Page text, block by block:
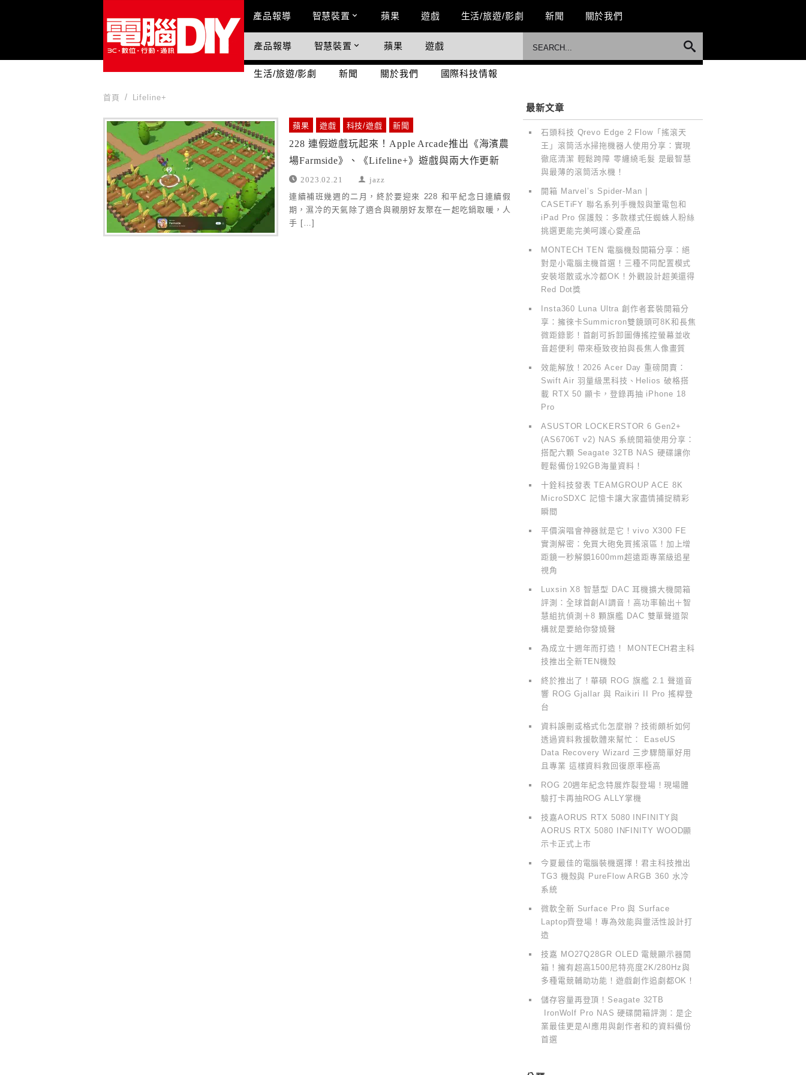
Main Menu
產品報導 智慧裝置 蘋果 遊戲 生活/旅遊/影劇 新聞 關於我們
國際科技情報
產品報導 智慧裝置 蘋果 遊戲
生活/旅遊/影劇 新聞 關於我們 國際科技情報
首頁 Lifeline+
Lifeline+ 蘋果 遊戲 科技/遊戲 新聞
228 連假遊戲玩起來！Apple Arcade推出《海濱農
場Farmside》、《Lifeline+》遊戲與兩大作更新
2023.02.21 jazz
連續補班幾週的二月，終於要迎來 228 和平紀念日連續假
期，濕冷的天氣除了適合與親朋好友聚在一起吃鍋取暖，人
手 […]
最新文章
石頭科技 Qrevo Edge 2 Flow「搖滾天
王」滾筒活水掃拖機器人使用分享：實現
徹底清潔 輕鬆跨障 零纏繞毛髮 是最智慧
與最薄的滾筒活水機！
開箱 Marvel’s Spider-Man |
CASETiFY 聯名系列手機殼與筆電包和
iPad Pro 保護殼：多款樣式任蜘蛛人粉絲
挑選更能完美呵護心愛產品
MONTECH TEN 電腦機殼開箱分享：絕
對是小電腦主機首選！三種不同配置模式
安裝塔散或水冷都OK！外觀設計超美還得
Red Dot獎
Insta360 Luna Ultra 創作者套裝開箱分
享：擁徠卡Summicron雙鏡頭可8K和長焦
微距錄影！首創可拆卸圖傳搖控螢幕並收
音超便利 帶來極致夜拍與長焦人像畫質
效能解放！2026 Acer Day 重磅開賣：
Swift Air 羽量級黑科技、Helios 破格搭
載 RTX 50 顯卡，登錄再抽 iPhone 18
Pro
ASUSTOR LOCKERSTOR 6 Gen2+
(AS6706T v2) NAS 系統開箱使用分享：
搭配六顆 Seagate 32TB NAS 硬碟讓你
輕鬆備份192GB海量資料！
十銓科技發表 TEAMGROUP ACE 8K
MicroSDXC 記憶卡讓大家盡情捕捉精彩
瞬間
平價演唱會神器就是它！vivo X300 FE
實測解密：免買大砲免買搖滾區！加上增
距鏡一秒解鎖1600mm超遠距專業級追星
視角
Luxsin X8 智慧型 DAC 耳機擴大機開箱
評測：全球首創AI調音！高功率輸出＋智
慧組抗偵測＋8 顆旗艦 DAC 雙單聲道架
構就是要給你發燒聲
為成立十週年而打造！ MONTECH君主科
技推出全新TEN機殼
終於推出了！華碩 ROG 旗艦 2.1 聲道音
響 ROG Gjallar 與 Raikiri II Pro 搖桿登
台
資料誤刪或格式化怎麼辦？技術頗析如何
透過資料救援軟體來幫忙： EaseUS
Data Recovery Wizard 三步驟簡單好用
且專業 這樣資料救回復原率極高
ROG 20週年紀念特展炸裂登場！現場體
驗打卡再抽ROG ALLY掌機
技嘉AORUS RTX 5080 INFINITY與
AORUS RTX 5080 INFINITY WOOD顯
示卡正式上市
今夏最佳的電腦裝機選擇！君主科技推出
TG3 機殼與 PureFlow ARGB 360 水冷
系統
微軟全新 Surface Pro 與 Surface
Laptop齊登場！專為效能與靈活性設計打
造
技嘉 MO27Q28GR OLED 電競顯示器開
箱！擁有超高1500尼特亮度2K/280Hz與
多種電競輔助功能！遊戲創作追劇都OK！
儲存容量再登頂！Seagate 32TB
IronWolf Pro NAS 硬碟開箱評測：是企
業最佳更是AI應用與創作者和的資料備份
首選